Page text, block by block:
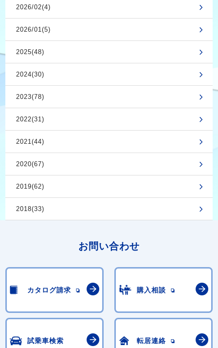
2026/02(4)
2026/01(5)
2025(48)
2024(30)
2023(78)
2022(31)
2021(44)
2020(67)
2019(62)
2018(33)
お問い合わせ
カタログ請求 購入相談
試乗車検索 転居連絡